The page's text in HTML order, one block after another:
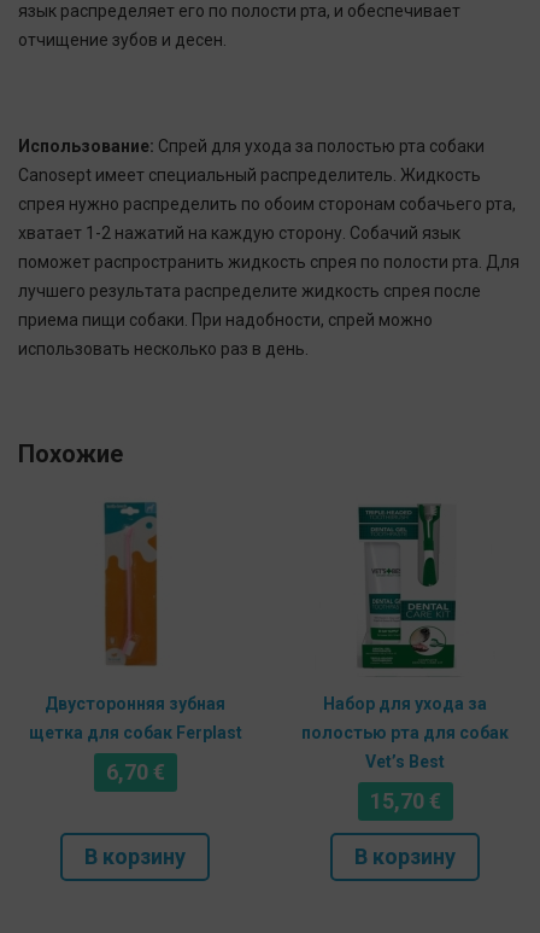
язык распределяет его по полости рта, и обеспечивает
отчищение зубов и десен.
Использование: Спрей для ухода за полостью рта собаки
Canosept имеет специальный распределитель. Жидкость
спрея нужно распределить по обоим сторонам собачьего рта,
хватает 1-2 нажатий на каждую сторону. Собачий язык
поможет распространить жидкость спрея по полости рта. Для
лучшего результата распределите жидкость спрея после
приема пищи собаки. При надобности, спрей можно
использовать несколько раз в день.
Похожие
Двусторонняя зубная
щетка для собак Ferplast
6,70€
В корзину
Набор для ухода за
полостью рта для собак
Vet’s Best
15,70€
В корзину